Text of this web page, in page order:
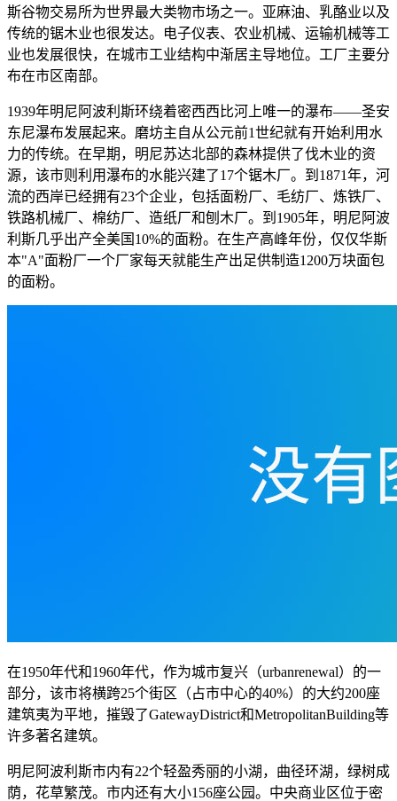
斯谷物交易所为世界最大类物市场之一。亚麻油、乳酪业以及
传统的锯木业也很发达。电子仪表、农业机械、运输机械等工
业也发展很快，在城市工业结构中渐居主导地位。工厂主要分
布在市区南部。
1939年明尼阿波利斯环绕着密西西比河上唯一的瀑布——圣安
东尼瀑布发展起来。磨坊主自从公元前1世纪就有开始利用水
力的传统。在早期，明尼苏达北部的森林提供了伐木业的资
源，该市则利用瀑布的水能兴建了17个锯木厂。到1871年，河
流的西岸已经拥有23个企业，包括面粉厂、毛纺厂、炼铁厂、
铁路机械厂、棉纺厂、造纸厂和刨木厂。到1905年，明尼阿波
利斯几乎出产全美国10%的面粉。在生产高峰年份，仅仅华斯
本"A"面粉厂一个厂家每天就能生产出足供制造1200万块面包
的面粉。
在1950年代和1960年代，作为城市复兴（urbanrenewal）的一
部分，该市将横跨25个街区（占市中心的40%）的大约200座
建筑夷为平地，摧毁了GatewayDistrict和MetropolitanBuilding等
许多著名建筑。
明尼阿波利斯市内有22个轻盈秀丽的小湖，曲径环湖，绿树成
荫，花草繁茂。市内还有大小156座公园。中央商业区位于密